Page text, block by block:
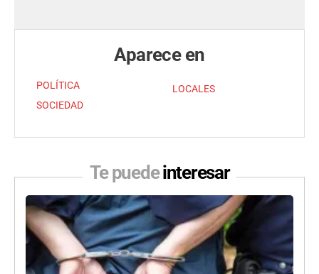
Aparece en
POLÍTICA
SOCIEDAD
LOCALES
Te puedeinteresar